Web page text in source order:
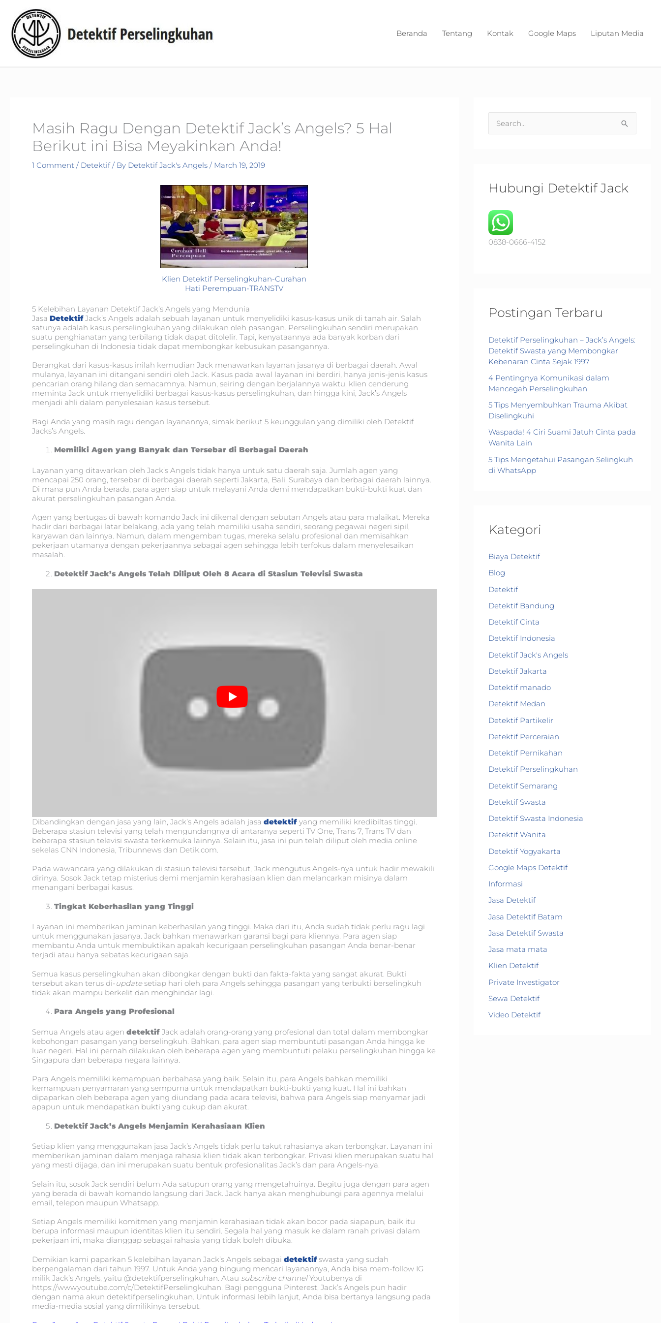
content
Beranda
Tentang Kontak Google Maps Liputan Media
Masih Ragu Dengan Detektif Jack’s Angels? 5 Hal
Berikut ini Bisa Meyakinkan Anda!
1 Comment / Detektif/ By Detektif Jack's Angels / March 19, 2019
Klien Detektif Perselingkuhan-Curahan
Hati Perempuan-TRANSTV
5 Kelebihan Layanan Detektif Jack’s Angels yang Mendunia
Jasa DetektifJack’s Angels adalah sebuah layanan untuk menyelidiki kasus-kasus unik di tanah air. Salah
satunya adalah kasus perselingkuhan yang dilakukan oleh pasangan. Perselingkuhan sendiri merupakan
suatu penghianatan yang terbilang tidak dapat ditolelir. Tapi, kenyataannya ada banyak korban dari
perselingkuhan di Indonesia tidak dapat membongkar kebusukan pasangannya.
Berangkat dari kasus-kasus inilah kemudian Jack menawarkan layanan jasanya di berbagai daerah. Awal
mulanya, layanan ini ditangani sendiri oleh Jack. Kasus pada awal layanan ini berdiri, hanya jenis-jenis kasus
pencarian orang hilang dan semacamnya. Namun, seiring dengan berjalannya waktu, klien cenderung
meminta Jack untuk menyelidiki berbagai kasus-kasus perselingkuhan, dan hingga kini, Jack’s Angels
menjadi ahli dalam penyelesaian kasus tersebut.
Bagi Anda yang masih ragu dengan layanannya, simak berikut 5 keunggulan yang dimiliki oleh Detektif
Jacks’s Angels.
Memiliki Agen yang Banyak dan Tersebar di Berbagai Daerah
Layanan yang ditawarkan oleh Jack’s Angels tidak hanya untuk satu daerah saja. Jumlah agen yang
mencapai 250 orang, tersebar di berbagai daerah seperti Jakarta, Bali, Surabaya dan berbagai daerah lainnya.
Di mana pun Anda berada, para agen siap untuk melayani Anda demi mendapatkan bukti-bukti kuat dan
akurat perselingkuhan pasangan Anda.
Agen yang bertugas di bawah komando Jack ini dikenal dengan sebutan Angels atau para malaikat. Mereka
hadir dari berbagai latar belakang, ada yang telah memiliki usaha sendiri, seorang pegawai negeri sipil,
karyawan dan lainnya. Namun, dalam mengemban tugas, mereka selalu profesional dan memisahkan
pekerjaan utamanya dengan pekerjaannya sebagai agen sehingga lebih terfokus dalam menyelesaikan
masalah.
Detektif Jack’s Angels Telah Diliput Oleh 8 Acara di Stasiun Televisi Swasta
Dibandingkan dengan jasa yang lain, Jack’s Angels adalah jasa detektif yang memiliki kredibiltas tinggi.
Beberapa stasiun televisi yang telah mengundangnya di antaranya seperti TV One, Trans 7, Trans TV dan
beberapa stasiun televisi swasta terkemuka lainnya. Selain itu, jasa ini pun telah diliput oleh media online
sekelas CNN Indonesia, Tribunnews dan Detik.com.
Pada wawancara yang dilakukan di stasiun televisi tersebut, Jack mengutus Angels-nya untuk hadir mewakili
dirinya. Sosok Jack tetap misterius demi menjamin kerahasiaan klien dan melancarkan misinya dalam
menangani berbagai kasus.
Tingkat Keberhasilan yang Tinggi
Layanan ini memberikan jaminan keberhasilan yang tinggi. Maka dari itu, Anda sudah tidak perlu ragu lagi
untuk menggunakan jasanya. Jack bahkan menawarkan garansi bagi para kliennya. Para agen siap
membantu Anda untuk membuktikan apakah kecurigaan perselingkuhan pasangan Anda benar-benar
terjadi atau hanya sebatas kecurigaan saja.
Semua kasus perselingkuhan akan dibongkar dengan bukti dan fakta-fakta yang sangat akurat. Bukti
tersebut akan terus di-updatesetiap hari oleh para Angels sehingga pasangan yang terbukti berselingkuh
tidak akan mampu berkelit dan menghindar lagi.
Para Angels yang Profesional
Semua Angels atau agen detektif Jack adalah orang-orang yang profesional dan total dalam membongkar
kebohongan pasangan yang berselingkuh. Bahkan, para agen siap membuntuti pasangan Anda hingga ke
luar negeri. Hal ini pernah dilakukan oleh beberapa agen yang membuntuti pelaku perselingkuhan hingga ke
Singapura dan beberapa negara lainnya.
Para Angels memiliki kemampuan berbahasa yang baik. Selain itu, para Angels bahkan memiliki
kemampuan penyamaran yang sempurna untuk mendapatkan bukti-bukti yang kuat. Hal ini bahkan
dipaparkan oleh beberapa agen yang diundang pada acara televisi, bahwa para Angels siap menyamar jadi
apapun untuk mendapatkan bukti yang cukup dan akurat.
Detektif Jack’s Angels Menjamin Kerahasiaan Klien
Setiap klien yang menggunakan jasa Jack’s Angels tidak perlu takut rahasianya akan terbongkar. Layanan ini
memberikan jaminan dalam menjaga rahasia klien tidak akan terbongkar. Privasi klien merupakan suatu hal
yang mesti dijaga, dan ini merupakan suatu bentuk profesionalitas Jack’s dan para Angels-nya.
Selain itu, sosok Jack sendiri belum Ada satupun orang yang mengetahuinya. Begitu juga dengan para agen
yang berada di bawah komando langsung dari Jack. Jack hanya akan menghubungi para agennya melalui
email, telepon maupun Whatsapp.
Setiap Angels memiliki komitmen yang menjamin kerahasiaan tidak akan bocor pada siapapun, baik itu
berupa informasi maupun identitas klien itu sendiri. Segala hal yang masuk ke dalam ranah privasi dalam
pekerjaan ini, maka dianggap sebagai rahasia yang tidak boleh dibuka.
Demikian kami paparkan 5 kelebihan layanan Jack’s Angels sebagai detektifswasta yang sudah
berpengalaman dari tahun 1997. Untuk Anda yang bingung mencari layanannya, Anda bisa mem-follow IG
milik Jack’s Angels, yaitu @detektifperselingkuhan. Atau subscribe channelYoutubenya di
https://www.youtube.com/c/DetektifPerselingkuhan. Bagi pengguna Pinterest, Jack’s Angels pun hadir
dengan nama akun detektifperselingkuhan. Untuk informasi lebih lanjut, Anda bisa bertanya langsung pada
media-media sosial yang dimilikinya tersebut.
e
h
o
r
Hubungi Detektif Jack
0838-0666-4152
Postingan Terbaru
Detektif Perselingkuhan – Jack’s Angels:
Detektif Swasta yang Membongkar
Kebenaran Cinta Sejak 1997
4 Pentingnya Komunikasi dalam
Mencegah Perselingkuhan
5 Tips Menyembuhkan Trauma Akibat
Diselingkuhi
Waspada! 4 Ciri Suami Jatuh Cinta pada
Wanita Lain
5 Tips Mengetahui Pasangan Selingkuh
di WhatsApp
Kategori
Biaya Detektif
Blog
Detektif
Detektif Bandung
Detektif Cinta
Detektif Indonesia
Detektif Jack's Angels
Detektif Jakarta
Detektif manado
Detektif Medan
Detektif Partikelir
Detektif Perceraian
Detektif Pernikahan
Detektif Perselingkuhan
Detektif Semarang
Detektif Swasta
Detektif Swasta Indonesia
Detektif Wanita
Detektif Yogyakarta
Google Maps Detektif
Informasi
Jasa Detektif
Jasa Detektif Batam
Jasa Detektif Swasta
Jasa mata mata
Klien Detektif
Private Investigator
Sewa Detektif
Video Detektif